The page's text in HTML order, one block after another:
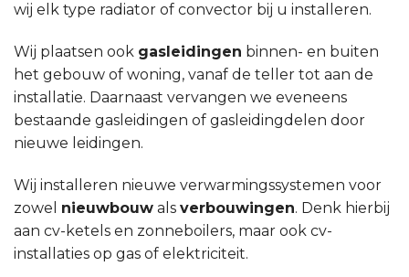
wij elk type radiator of convector bij u installeren.
Wij plaatsen ook gasleidingen binnen- en buiten
het gebouw of woning, vanaf de teller tot aan de
installatie. Daarnaast vervangen we eveneens
bestaande gasleidingen of gasleidingdelen door
nieuwe leidingen.
Wij installeren nieuwe verwarmingssystemen voor
zowel nieuwbouw als verbouwingen. Denk hierbij
aan cv-ketels en zonneboilers, maar ook cv-
installaties op gas of elektriciteit.